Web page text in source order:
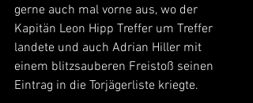
gerne auch mal vorne aus, wo der
Kapitän Leon Hipp Treffer um Treffer
landete und auch Adrian Hiller mit
einem blitzsauberen Freistoß seinen
Eintrag in die Torjägerliste kriegte.